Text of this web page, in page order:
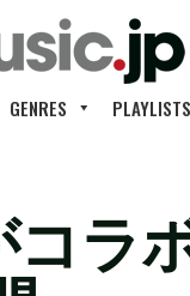
GENRES PLAYLISTS
ラ